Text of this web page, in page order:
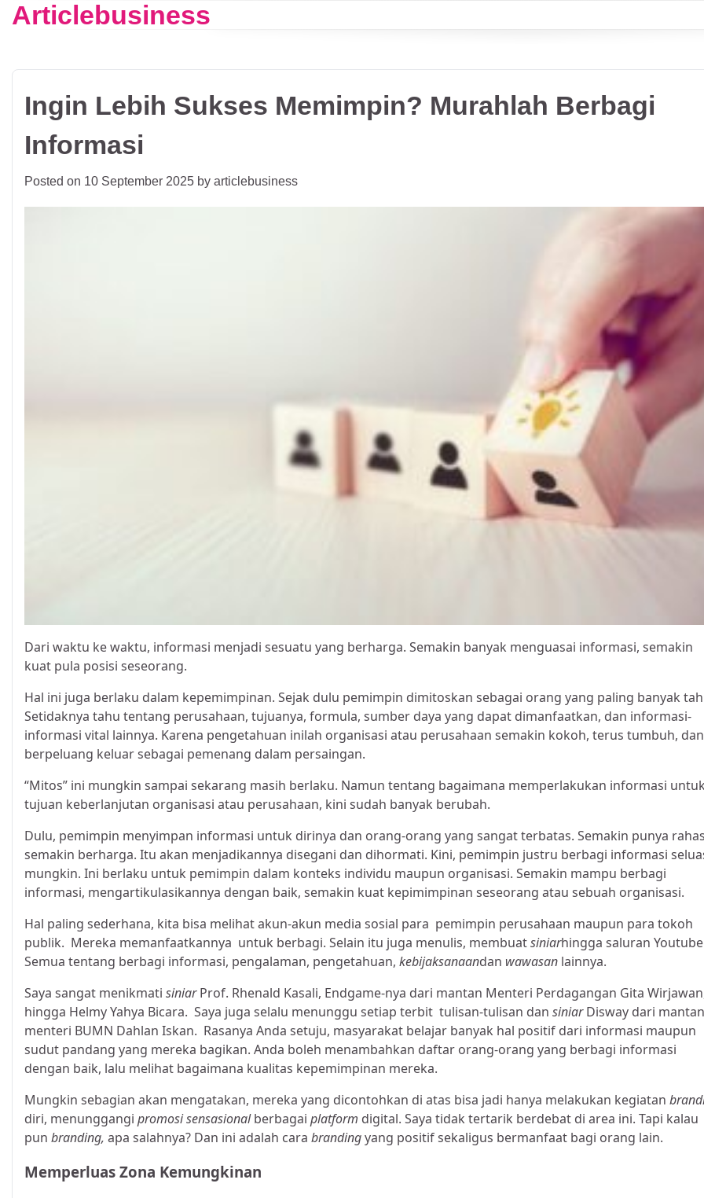
SkipArticlebusiness
Ingin Lebih Sukses Memimpin? Murahlah Berbagi
Informasi
Posted on 10 September 2025 by articlebusiness
Dari waktu ke waktu, informasi menjadi sesuatu yang berharga. Semakin banyak menguasai informasi, semakin
kuat pula posisi seseorang.
Hal ini juga berlaku dalam kepemimpinan. Sejak dulu pemimpin dimitoskan sebagai orang yang paling banyak
Setidaknya tahu tentang perusahaan, tujuanya, formula, sumber daya yang dapat dimanfaatkan, dan informasi-
informasi vital lainnya. Karena pengetahuan inilah organisasi atau perusahaan semakin kokoh, terus tumbuh, dan
berpeluang keluar sebagai pemenang dalam persaingan.
“Mitos” ini mungkin sampai sekarang masih berlaku. Namun tentang bagaimana memperlakukan informasi
tujuan keberlanjutan organisasi atau perusahaan, kini sudah banyak berubah.
Dulu, pemimpin menyimpan informasi untuk dirinya dan orang-orang yang sangat terbatas. Semakin punya
semakin berharga. Itu akan menjadikannya disegani dan dihormati. Kini, pemimpin justru berbagi informasi
mungkin. Ini berlaku untuk pemimpin dalam konteks individu maupun organisasi. Semakin mampu berbagi
informasi, mengartikulasikannya dengan baik, semakin kuat kepimimpinan seseorang atau sebuah organisasi.
Hal paling sederhana, kita bisa melihat akun-akun media sosial para pemimpin perusahaan maupun para tokoh
publik. Mereka memanfaatkannya untuk berbagi. Selain itu juga menulis, membuatsiniarhingga saluran
Semua tentang berbagi informasi, pengalaman, pengetahuan, kebijaksanaandan wawasan lainnya.
Saya sangat menikmati siniarProf. Rhenald Kasali, Endgame-nya dari mantan Menteri Perdagangan Gita
hingga Helmy Yahya Bicara. Saya juga selalu menunggu setiap terbit tulisan-tulisan dan siniarDisway dari mantan
menteri BUMN Dahlan Iskan. Rasanya Anda setuju, masyarakat belajar banyak hal positif dari informasi maupun
sudut pandang yang mereka bagikan. Anda boleh menambahkan daftar orang-orang yang berbagi informasi
dengan baik, lalu melihat bagaimana kualitas kepemimpinan mereka.
Mungkin sebagian akan mengatakan, mereka yang dicontohkan di atas bisa jadi hanya melakukan kegiatan
diri, menunggangi promosi sensasionalberbagai platform digital. Saya tidak tertarik berdebat di area ini. Tapi kalau
pun branding, apa salahnya? Dan ini adalah cara brandingyang positif sekaligus bermanfaat bagi orang lain.
Memperluas Zona Kemungkinan